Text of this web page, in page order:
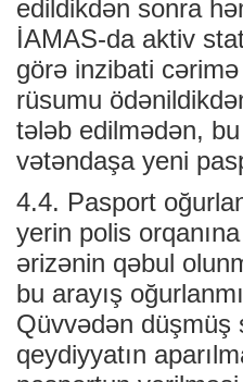
edildikdən sonra
İAMAS-da aktiv
görə inzibati
rüsumu
tələb edilmədən,
vətəndaşa yeni
4.4. Pasport
yerin polis
ərizənin qəbul
bu arayış
Qüvvədən düşmüş
qeydiyyatın